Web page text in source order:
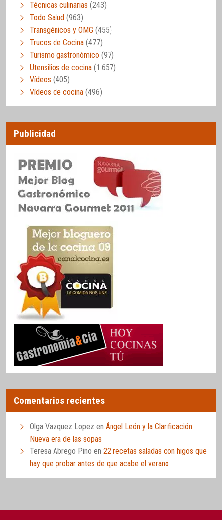
Técnicas culinarias (243)
Todo Salud (963)
Transgénicos y OMG (455)
Trucos de Cocina (477)
Turismo gastronómico (97)
Utensilios de cocina (1.657)
Vídeos (405)
Vídeos de cocina (496)
Publicidad
Comentarios recientes
Olga Vazquez Lopez en Ángel León y la Clarificación:
Nueva era de las sopas
Teresa Abrego Pino en 22 recetas saladas con higos que
hay que probar antes de que acabe el verano